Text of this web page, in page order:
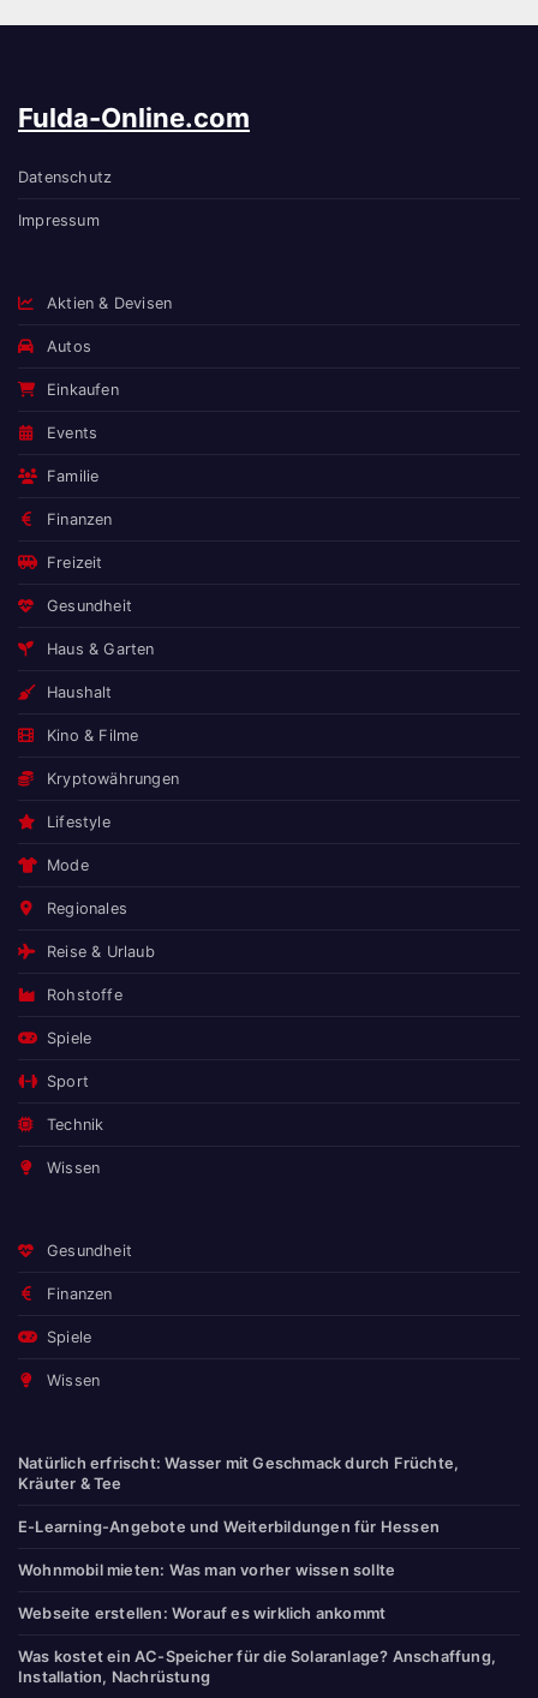
Fulda-Online.com
Datenschutz
Impressum
Aktien & Devisen
Autos
Einkaufen
Events
Familie
Finanzen
Freizeit
Gesundheit
Haus & Garten
Haushalt
Kino & Filme
Kryptowährungen
Lifestyle
Mode
Regionales
Reise & Urlaub
Rohstoffe
Spiele
Sport
Technik
Wissen
Gesundheit
Finanzen
Spiele
Wissen
Natürlich erfrischt: Wasser mit Geschmack durch Früchte,
Kräuter & Tee
E-Learning-Angebote und Weiterbildungen für Hessen
Wohnmobil mieten: Was man vorher wissen sollte
Webseite erstellen: Worauf es wirklich ankommt
Was kostet ein AC-Speicher für die Solaranlage? Anschaffung,
Installation, Nachrüstung